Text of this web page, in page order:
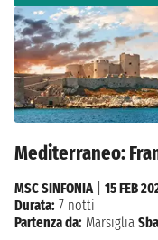
Mediterraneo:
MSC SINFONIA| 15 FEB
Durata: 7 notti
Partenza da: Marsiglia